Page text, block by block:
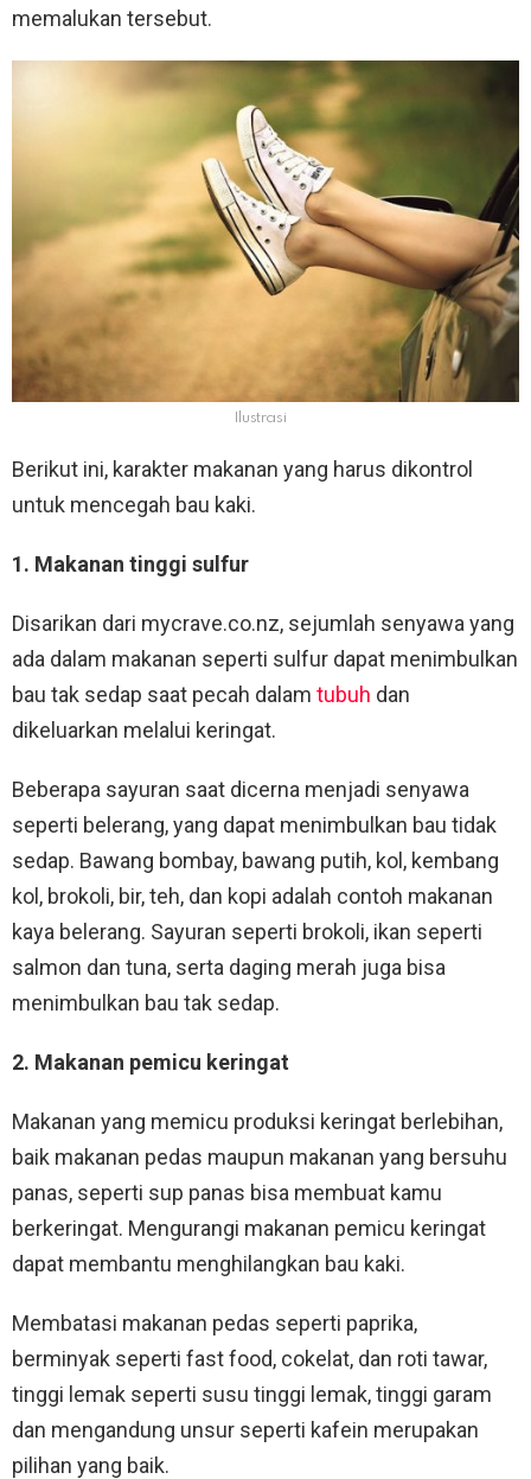
memalukan tersebut.
Ilustrasi
Berikut ini, karakter makanan yang harus dikontrol
untuk mencegah bau kaki.
1. Makanan tinggi sulfur
Disarikan dari mycrave.co.nz, sejumlah senyawa yang
ada dalam makanan seperti sulfur dapat menimbulkan
bau tak sedap saat pecah dalam tubuh dan
dikeluarkan melalui keringat.
Beberapa sayuran saat dicerna menjadi senyawa
seperti belerang, yang dapat menimbulkan bau tidak
sedap. Bawang bombay, bawang putih, kol, kembang
kol, brokoli, bir, teh, dan kopi adalah contoh makanan
kaya belerang. Sayuran seperti brokoli, ikan seperti
salmon dan tuna, serta daging merah juga bisa
menimbulkan bau tak sedap.
2. Makanan pemicu keringat
Makanan yang memicu produksi keringat berlebihan,
baik makanan pedas maupun makanan yang bersuhu
panas, seperti sup panas bisa membuat kamu
berkeringat. Mengurangi makanan pemicu keringat
dapat membantu menghilangkan bau kaki.
Membatasi makanan pedas seperti paprika,
berminyak seperti fast food, cokelat, dan roti tawar,
tinggi lemak seperti susu tinggi lemak, tinggi garam
dan mengandung unsur seperti kafein merupakan
pilihan yang baik.